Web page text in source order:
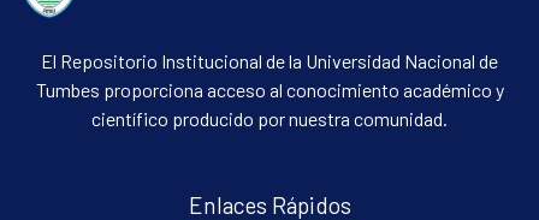
El Repositorio Institucional de la Universidad Nacional de
Tumbes proporciona acceso al conocimiento académico y
científico producido por nuestra comunidad.
Enlaces Rápidos